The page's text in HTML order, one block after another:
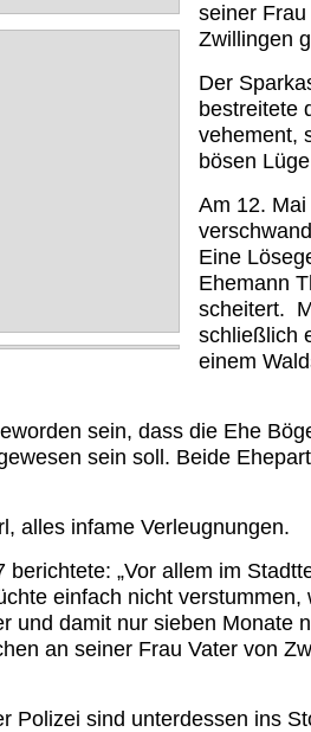
seiner
Zwillingen
Der
bestreitete
vehement,
bösen
Am 12.
Eine
Ehemann
scheitert.
schließlich
einem
sein, dass die Ehe
sein soll. Beide
alles infame Verleugnungen.
berichtete: „Vor allem im
einfach nicht verstummen,
und damit nur sieben Monate
an seiner Frau Vater von
Polizei sind unterdessen ins